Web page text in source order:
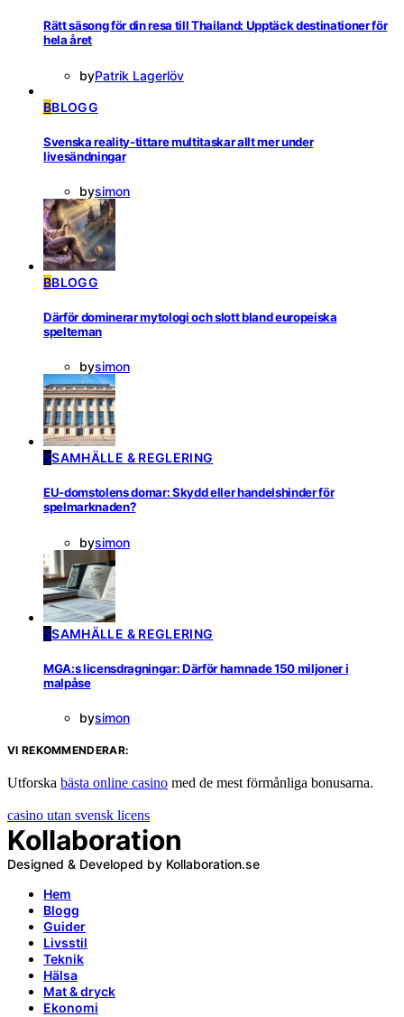
Rätt säsong för din resa till Thailand: Upptäck destinationer för
hela året
byPatrik Lagerlöv
BBLOGG
Svenska reality-tittare multitaskar allt mer under
livesändningar
bysimon
BBLOGG
Därför dominerar mytologi och slott bland europeiska
spelteman
bysimon
SSAMHÄLLE & REGLERING
EU-domstolens domar: Skydd eller handelshinder för
spelmarknaden?
bysimon
SSAMHÄLLE & REGLERING
MGA:s licensdragningar: Därför hamnade 150 miljoner i
malpåse
bysimon
VI REKOMMENDERAR:
Utforska bästa online casino med de mest förmånliga bonusarna.
casino utan svensk licens
Kollaboration
Designed & Developed by Kollaboration.se
Hem
Blogg
Guider
Livsstil
Teknik
Hälsa
Mat & dryck
Ekonomi